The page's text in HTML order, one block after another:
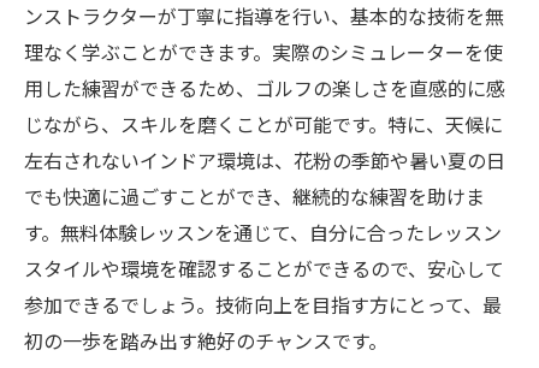
ンストラクターが丁寧に指導を行い、基本的な技術を無
理なく学ぶことができます。実際のシミュレーターを使
用した練習ができるため、ゴルフの楽しさを直感的に感
じながら、スキルを磨くことが可能です。特に、天候に
左右されないインドア環境は、花粉の季節や暑い夏の日
でも快適に過ごすことができ、継続的な練習を助けま
す。無料体験レッスンを通じて、自分に合ったレッスン
スタイルや環境を確認することができるので、安心して
参加できるでしょう。技術向上を目指す方にとって、最
初の一歩を踏み出す絶好のチャンスです。